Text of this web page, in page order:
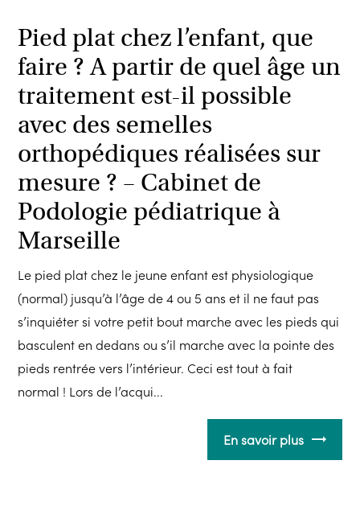
Pied plat chez l’enfant, que
faire ? A partir de quel âge un
traitement est-il possible
avec des semelles
orthopédiques réalisées sur
mesure ? – Cabinet de
Podologie pédiatrique à
Marseille
Le pied plat chez le jeune enfant est physiologique
(normal) jusqu’à l’âge de 4 ou 5 ans et il ne faut pas
s’inquiéter si votre petit bout marche avec les pieds qui
basculent en dedans ou s’il marche avec la pointe des
pieds rentrée vers l’intérieur. Ceci est tout à fait
normal ! Lors de l’acqui...
En savoir plus